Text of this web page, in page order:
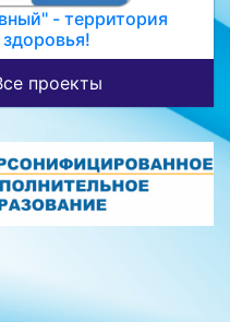
- территория
здоровья!
проекты